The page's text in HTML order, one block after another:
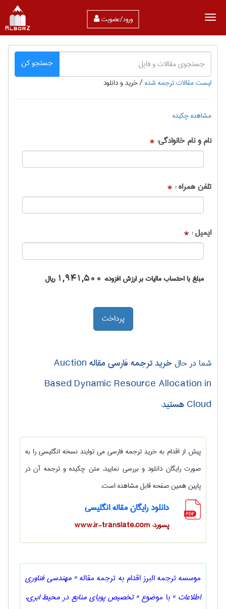
ورود/عضویت
جستجو کن
لیست مقالات ترجمه شده/خرید و دانلود
مشاهده چکیده
نام و نام خانوادگی: *
تلفن همراه : *
ایمیل : *
مبلغ با احتساب مالیات بر ارزش افزوده: 1,941,500 ریال
شما در حال
خرید ترجمه فارسی مقاله Auction
Based Dynamic Resource Allocation in
Cloud هستید
:
پیش از اقدام به خرید ترجمه فارسی می توایند نسخه انگلیسی را به
صورت رایگان دانلود و بررسی نمایید. متن چکیده و ترجمه آن در
پایین همین صفحه قابل مشاهده است.
دانلود رایگان مقاله انگلیسی
پسورد: www.ir-translate.com
موسسه ترجمه البرز اقدام به ترجمه مقاله" مهندسی فناوری
اطلاعات " با موضوع" تخصیص پویای منابع در محیط ابری،